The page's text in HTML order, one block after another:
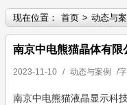
现在位置： 首页 > 动态与案
南京中电熊猫晶体有限
2023-11-10 / 动态与案例 /
南京中电熊猫液晶显示科